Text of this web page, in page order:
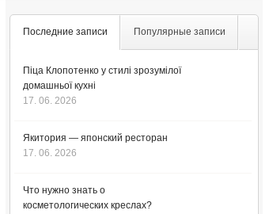
Последние записи Популярные записи
Піца Клопотенко у стилі зрозумілої
домашньої кухні
17. 06. 2026
Якитория — японский ресторан
17. 06. 2026
Что нужно знать о
косметологических креслах?